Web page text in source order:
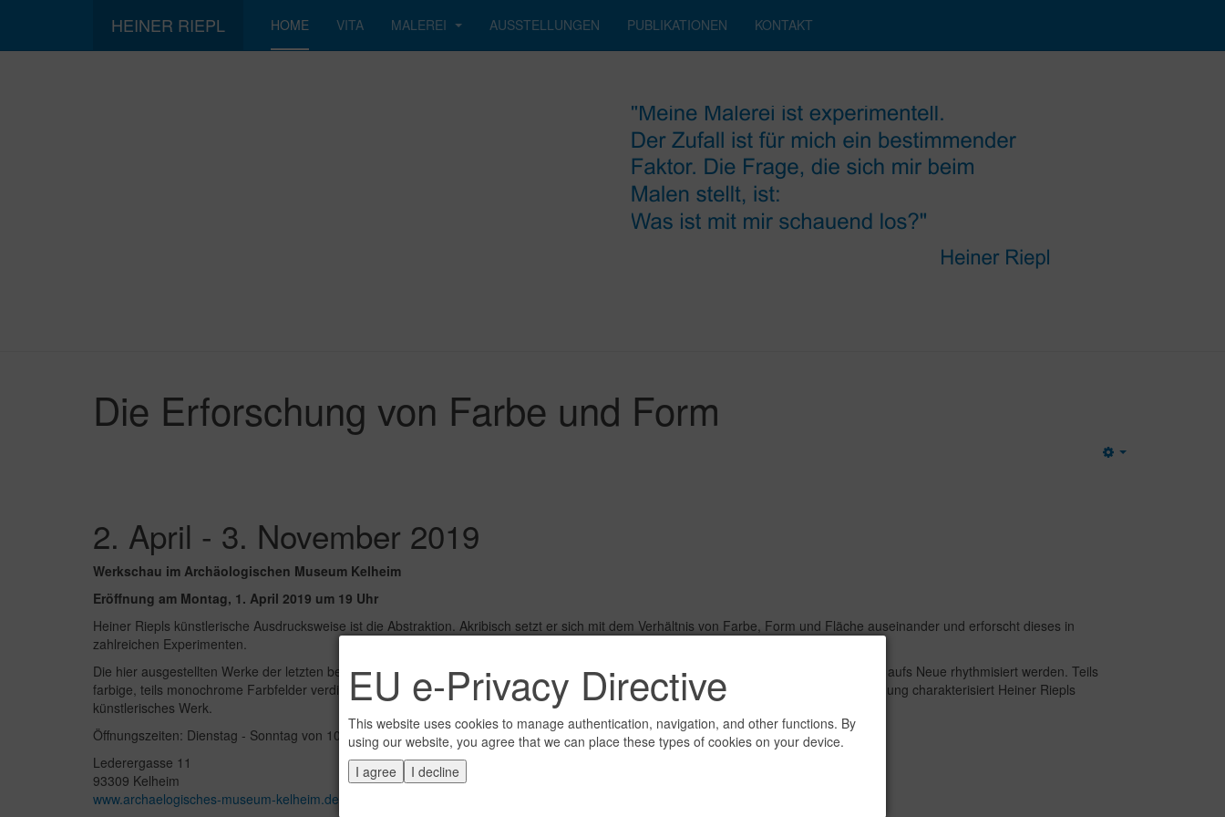
HEINER RIEPL HOME VITA MALEREI AUSSTELLUNGEN PUBLIKATIONEN KONTAKT
Die Erforschung von Farbe und Form
2. April - 3. November 2019
Werkschau im Archäologischen Museum Kelheim
Eröffnung am Montag, 1. April 2019 um 19 Uhr
Heiner Riepls künstlerische Ausdrucksweise ist die Abstraktion. Akribisch setzt er sich mit dem Verhältnis von Farbe, Form und Fläche auseinander und erforscht dieses in
zahlreichen Experimenten.
Die hier ausgestellten Werke der letzten beiden Jahrzehnte zeigen eine facettenreiche Metamorphose von Farbfeldern, die immer wieder aufs Neue rhythmisiert werden. Teils
farbige, teils monochrome Farbfelder verdichten sich zu (in)formellen Ordnungsstrukturen. Die Gratwanderung zwischen Chaos und Ordnung charakterisiert Heiner Riepls
künstlerisches Werk.
Öffnungszeiten: Dienstag - Sonntag von 10-17 Uhr
Lederergasse 11
93309 Kelheim
www.archaelogisches-museum-kelheim.de
EU e-Privacy Directive
This website uses cookies to manage authentication, navigation, and other functions. By
using our website, you agree that we can place these types of cookies on your device.
I agree
I decline